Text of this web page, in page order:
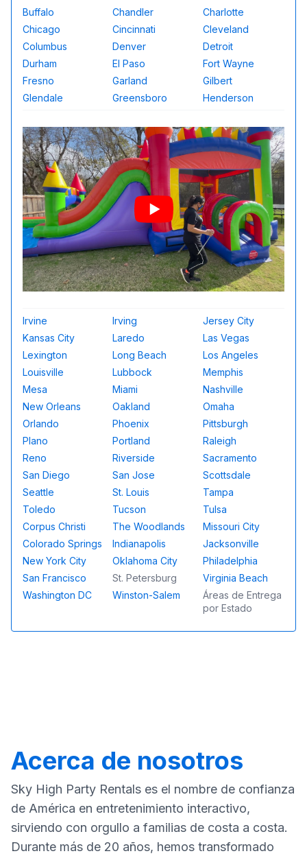
Buffalo
Chandler
Charlotte
Chicago
Cincinnati
Cleveland
Columbus
Denver
Detroit
Durham
El Paso
Fort Wayne
Fresno
Garland
Gilbert
Glendale
Greensboro Henderson
Irvine Irving
Jersey City
Kansas City
Laredo
Las Vegas
Lexington
Long Beach
Los Angeles
Louisville
Lubbock
Memphis
Mesa
Miami
Nashville
New Orleans
Oakland
Omaha
Orlando
Phoenix
Pittsburgh
Plano
Portland
Raleigh
Reno
Riverside
Sacramento
San Diego
San Jose
Scottsdale
Seattle
St. Louis
Tampa
Toledo
Tucson
Tulsa
Corpus Christi
The Woodlands
Missouri City
Colorado Springs
Indianapolis
Jacksonville
New York City
Oklahoma City
Philadelphia
San Francisco
St. Petersburg
Virginia Beach
Washington DC
Winston-Salem
Áreas de Entrega
por Estado
Acerca de nosotros
Sky High Party Rentals es el nombre de confianza
de América en entretenimiento interactivo,
sirviendo con orgullo a familias de costa a costa.
Durante más de 20 años, hemos transformado